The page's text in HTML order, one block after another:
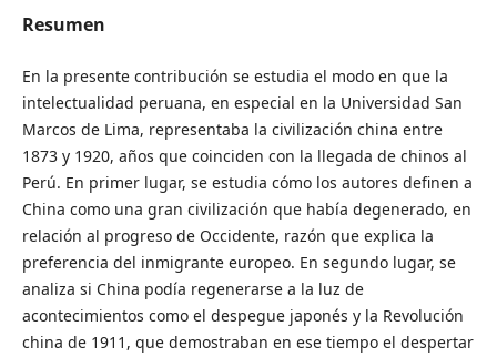
Resumen
En la presente contribución se estudia el modo en que la
intelectualidad peruana, en especial en la Universidad San
Marcos de Lima, representaba la civilización china entre
1873 y 1920, años que coinciden con la llegada de chinos al
Perú. En primer lugar, se estudia cómo los autores definen a
China como una gran civilización que había degenerado, en
relación al progreso de Occidente, razón que explica la
preferencia del inmigrante europeo. En segundo lugar, se
analiza si China podía regenerarse a la luz de
acontecimientos como el despegue japonés y la Revolución
china de 1911, que demostraban en ese tiempo el despertar